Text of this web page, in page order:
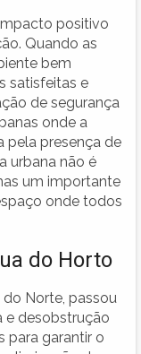
positivo
Quando as
bem
satisfeitas e
de segurança
onde a
pela presença de
urbana não é
um importante
onde todos
do Horto
Norte, passou
e desobstrução
para garantir o